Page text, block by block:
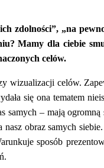
zdolności”, „na
Mamy dla ciebie
celów.
wizualizacji celów.
się ona tematem
samych – mają
obraz samych
sposób